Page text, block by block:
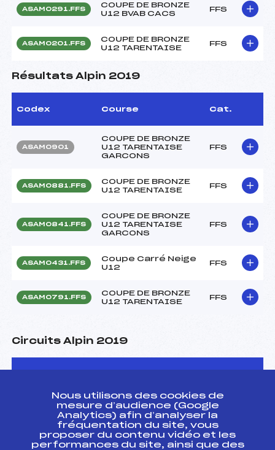
ASAM0291.FFS
COUPE DE BRONZE
U12 BVAB CACS
FFS
ASAM0201.FFS
COUPE DE BRONZE
U12 TARENTAISE
FFS
Résultats Alpin 2019
Codex Course Cat.
ASAM0901
COUPE DE BRONZE
U12 TARENTAISE
GARCONS
FFS
ASAM0881.FFS
COUPE DE BRONZE
U12 TARENTAISE
FFS
ASAM0841.FFS
COUPE DE BRONZE
U12 TARENTAISE
GARCONS
FFS
ASAM0431.FFS
Coupe Carré Neige
U12
FFS
ASAM0791.FFS
COUPE DE BRONZE
U12 TARENTAISE
FFS
Circuits Alpin 2019
Coupe d'Argent U12 Savoie – Trophée
Carré Neige (Clt général Garçons 2008)
Résultats Alpin 2018
Nous utilisons des cookies de
mesure d’audience (Google
Analytics) afin d’analyser la
fréquentation du site, vous
proposer du contenu vidéo et les
performances du site, ainsi que des